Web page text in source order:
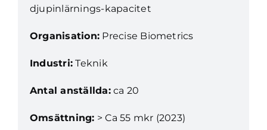
djupinlärnings-kapacitet
Organisation: Precise Biometrics
Industri: Teknik
Antal anställda:ca 20
Omsättning: > Ca 55 mkr (2023)